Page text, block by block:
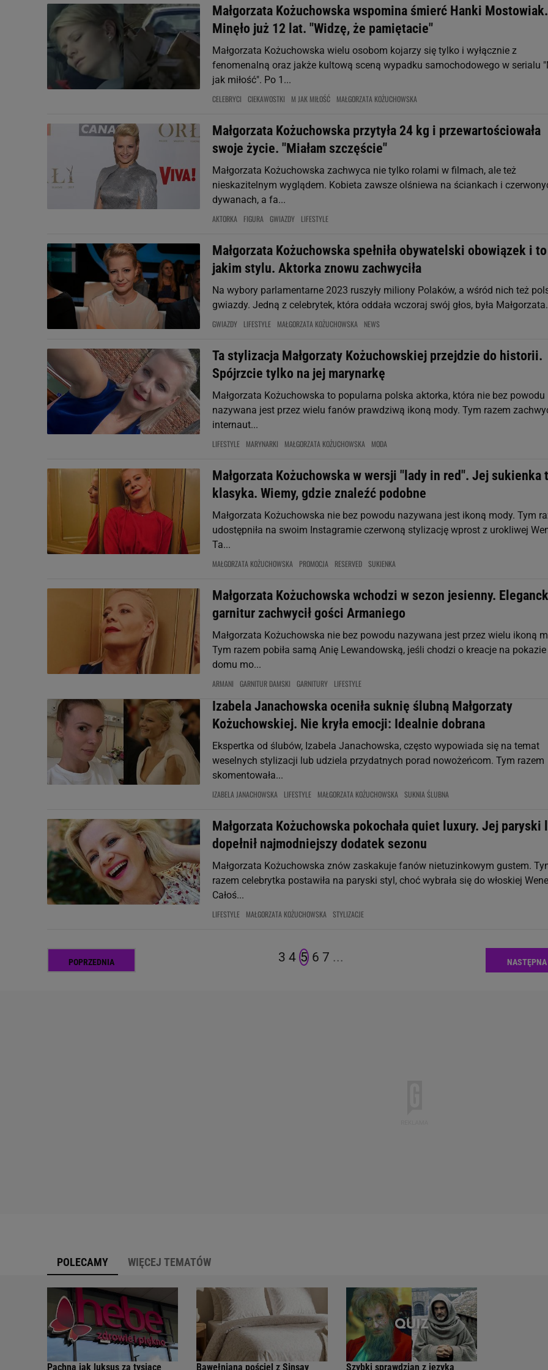
Małgorzata Kożuchowska wspomina śmierć Hanki Mostowiak.
Minęło już 12 lat. "Widzę, że pamiętacie"
Małgorzata Kożuchowska wielu osobom kojarzy się tylko i wyłącznie z
fenomenalną oraz jakże kultową sceną wypadku samochodowego w serialu
jak miłość". Po 1...
CELEBRYCI CIEKAWOSTKI M JAK MIŁOŚĆ MAŁGORZATA KOŻUCHOWSKA
Małgorzata Kożuchowska przytyła 24 kg i przewartościowała
swoje życie. "Miałam szczęście"
Małgorzata Kożuchowska zachwyca nie tylko rolami w filmach, ale też
nieskazitelnym wyglądem. Kobieta zawsze olśniewa na ściankach i
dywanach, a fa...
AKTORKA FIGURA GWIAZDY LIFESTYLE
Małgorzata Kożuchowska spełniła obywatelski obowiązek i
jakim stylu. Aktorka znowu zachwyciła
Na wybory parlamentarne 2023 ruszyły miliony Polaków, a wśród nich też
gwiazdy. Jedną z celebrytek, która oddała wczoraj swój głos, była
GWIAZDY LIFESTYLE MAŁGORZATA KOŻUCHOWSKA NEWS
Ta stylizacja Małgorzaty Kożuchowskiej przejdzie do historii.
Spójrzcie tylko na jej marynarkę
Małgorzata Kożuchowska to popularna polska aktorka, która nie bez powodu
nazywana jest przez wielu fanów prawdziwą ikoną mody. Tym razem
internaut...
LIFESTYLE MARYNARKI MAŁGORZATA KOŻUCHOWSKA MODA
Małgorzata Kożuchowska w wersji "lady in red". Jej sukienka
klasyka. Wiemy, gdzie znaleźć podobne
Małgorzata Kożuchowska nie bez powodu nazywana jest ikoną mody. Tym
udostępniła na swoim Instagramie czerwoną stylizację wprost z urokliwej
Ta...
MAŁGORZATA KOŻUCHOWSKA PROMOCJA RESERVED SUKIENKA
Małgorzata Kożuchowska wchodzi w sezon jesienny.
garnitur zachwycił gości Armaniego
Małgorzata Kożuchowska nie bez powodu nazywana jest przez wielu ikoną
Tym razem pobiła samą Anię Lewandowską, jeśli chodzi o kreacje na pokazie
domu mo...
ARMANI GARNITUR DAMSKI GARNITURY LIFESTYLE
Izabela Janachowska oceniła suknię ślubną Małgorzaty
Kożuchowskiej. Nie kryła emocji: Idealnie dobrana
Ekspertka od ślubów, Izabela Janachowska, często wypowiada się na temat
weselnych stylizacji lub udziela przydatnych porad nowożeńcom. Tym razem
skomentowała...
IZABELA JANACHOWSKA LIFESTYLE MAŁGORZATA KOŻUCHOWSKA SUKNIA ŚLUBNA
Małgorzata Kożuchowska pokochała quiet luxury. Jej paryski
dopełnił najmodniejszy dodatek sezonu
Małgorzata Kożuchowska znów zaskakuje fanów nietuzinkowym gustem.
razem celebrytka postawiła na paryski styl, choć wybrała się do włoskiej
Całoś...
LIFESTYLE MAŁGORZATA KOŻUCHOWSKA STYLIZACJE
POPRZEDNIA 3 4 5 6 7 ... NASTĘPNA
POLECAMY WIĘCEJ TEMATÓW
Pachną jak luksus za tysiące Bawełniana pościel z Sinsay Szybki sprawdzian z języka